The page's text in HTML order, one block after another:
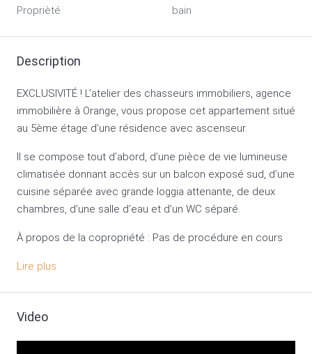
Proprièté
bain
Description
EXCLUSIVITÉ ! L’atelier des chasseurs immobiliers, agence
immobilière à Orange, vous propose cet appartement situé
au 5ème étage d’une résidence avec ascenseur.
Il se compose tout d’abord, d’une pièce de vie lumineuse
climatisée donnant accès sur un balcon exposé sud, d’une
cuisine séparée avec grande loggia attenante, de deux
chambres, d’une salle d’eau et d’un WC séparé.
À propos de la copropriété : Pas de procédure en cours
Lire plus
Video